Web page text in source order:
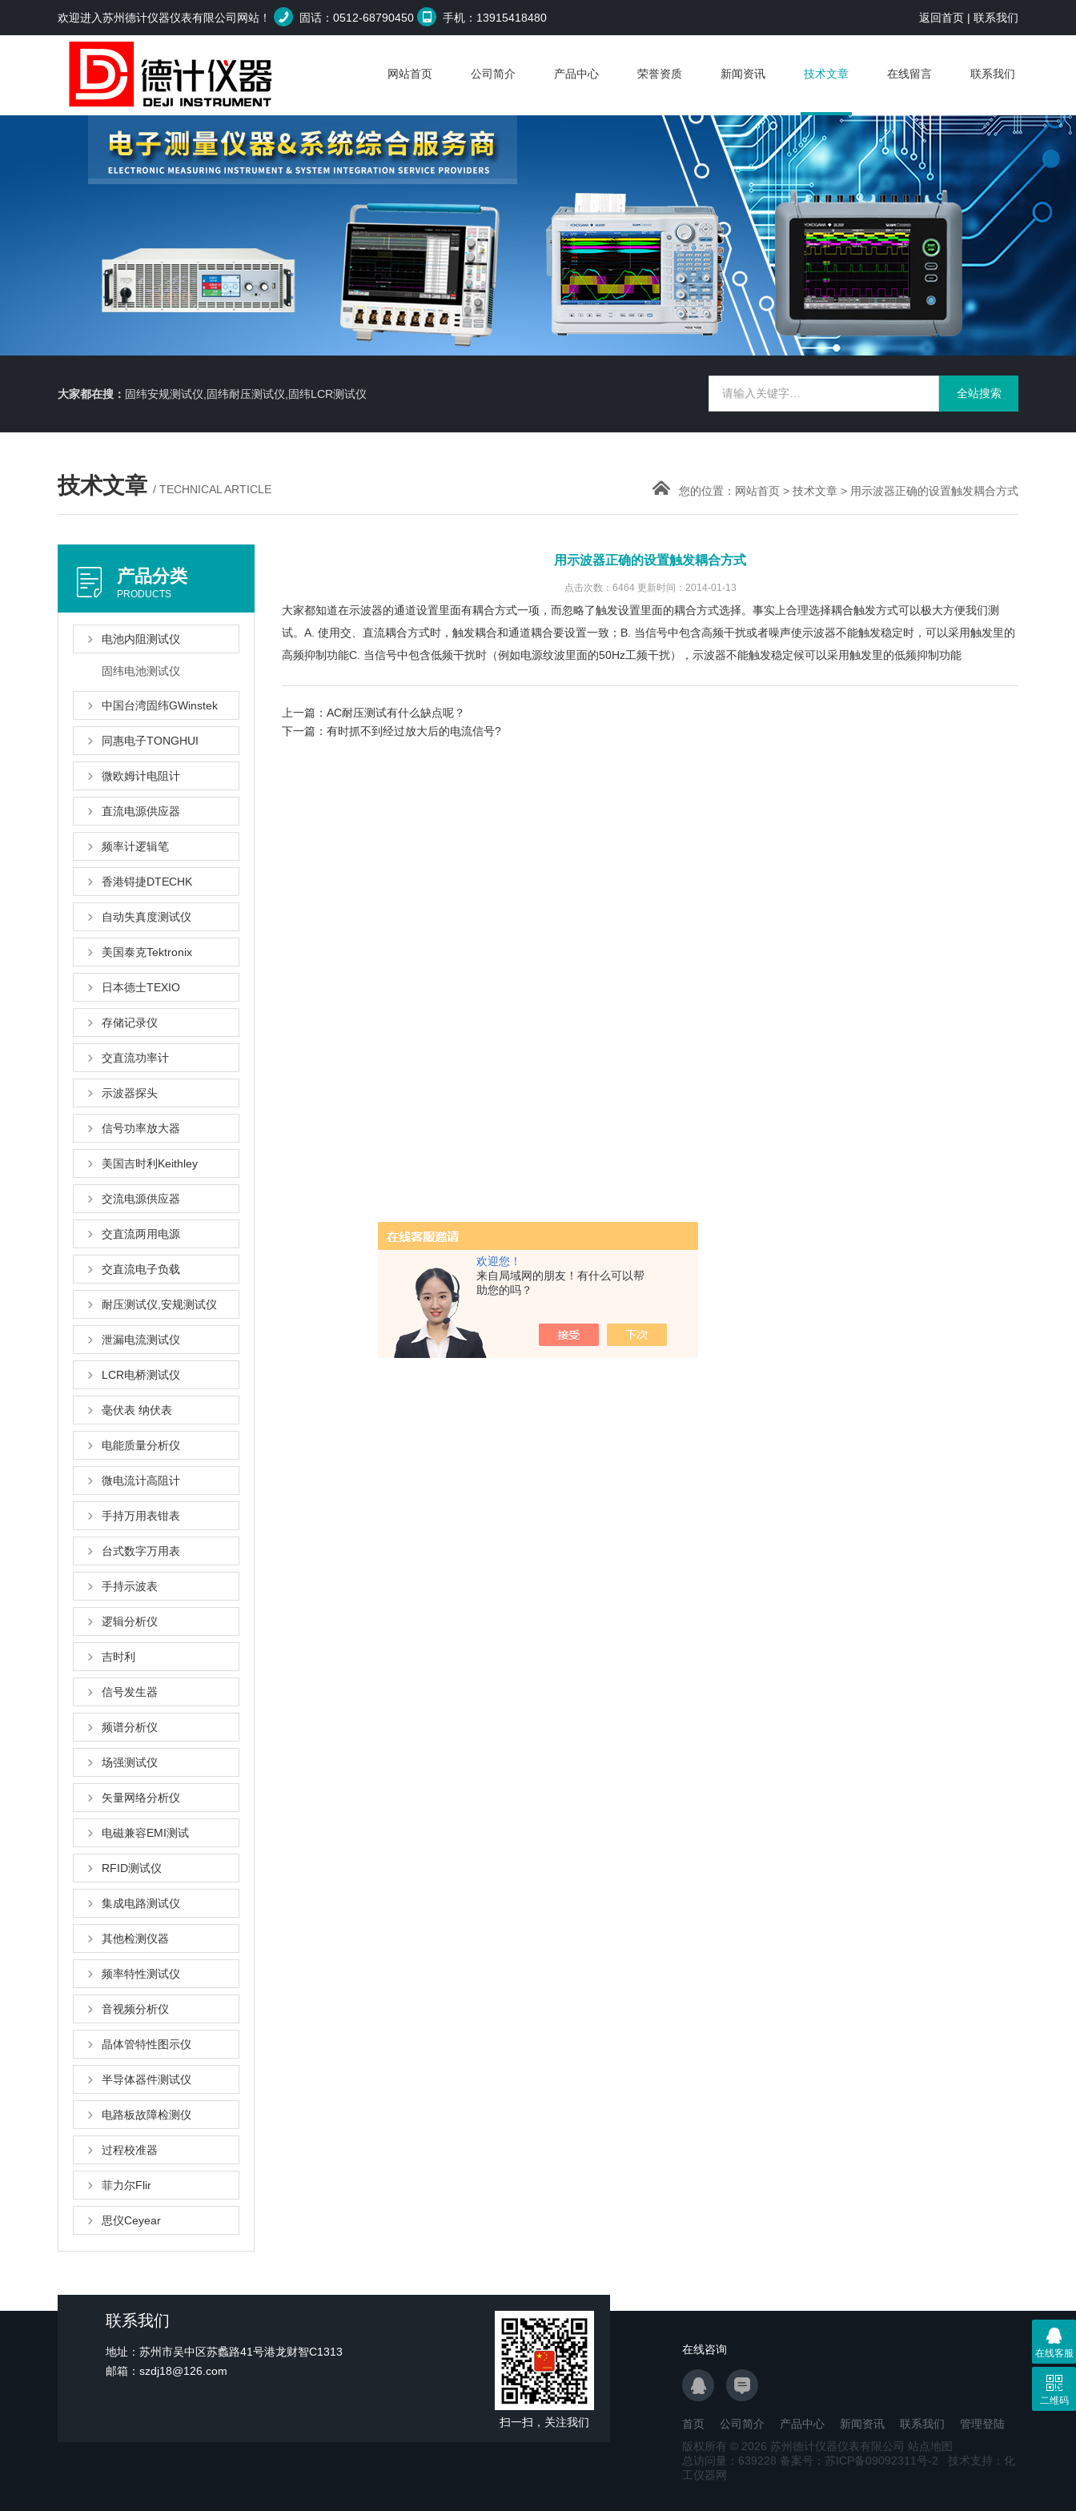
欢迎您！
来自局域网的朋友！有什么可以帮
助您的吗？
欢迎进入苏州德计仪器仪表有限公司网站！ 固话：0512-68790450 手机：13915418480 返回首页 | 联系我们
网站首页 公司简介 产品中心 荣誉资质 新闻资讯 技术文章 在线留言 联系我们
大家都在搜： 固纬安规测试仪,固纬耐压测试仪,固纬LCR测试仪
技术文章 / TECHNICAL ARTICLE 您的位置： 网站首页 > 技术文章 > 用示波器正确的设置触发耦合方式
产品分类
PRODUCTS
电池内阻测试仪
固纬电池测试仪
中国台湾固纬GWinstek
同惠电子TONGHUI
微欧姆计电阻计
直流电源供应器
频率计逻辑笔
香港锝捷DTECHK
自动失真度测试仪
美国泰克Tektronix
日本德士TEXIO
存储记录仪
交直流功率计
示波器探头
信号功率放大器
美国吉时利Keithley
交流电源供应器
交直流两用电源
交直流电子负载
耐压测试仪,安规测试仪
泄漏电流测试仪
LCR电桥测试仪
毫伏表 纳伏表
电能质量分析仪
微电流计高阻计
手持万用表钳表
台式数字万用表
手持示波表
逻辑分析仪
吉时利
信号发生器
频谱分析仪
场强测试仪
矢量网络分析仪
电磁兼容EMI测试
RFID测试仪
集成电路测试仪
其他检测仪器
频率特性测试仪
音视频分析仪
晶体管特性图示仪
半导体器件测试仪
电路板故障检测仪
过程校准器
菲力尔Flir
思仪Ceyear
用示波器正确的设置触发耦合方式
点击次数：6464 更新时间：2014-01-13
大家都知道在示波器的通道设置里面有耦合方式一项，而忽略了触发设置里面的耦合方式选择。事实上合理选择耦合触发方式可以极大方便我们测
试。A. 使用交、直流耦合方式时，触发耦合和通道耦合要设置一致；B. 当信号中包含高频干扰或者噪声使示波器不能触发稳定时，可以采用触发里的
高频抑制功能C. 当信号中包含低频干扰时（例如电源纹波里面的50Hz工频干扰），示波器不能触发稳定候可以采用触发里的低频抑制功能
上一篇： AC耐压测试有什么缺点呢？
下一篇： 有时抓不到经过放大后的电流信号?
联系我们
地址：苏州市吴中区苏蠡路41号港龙财智C1313
邮箱：szdj18@126.com
扫一扫，关注我们
在线咨询
首页 公司简介 产品中心 新闻资讯 联系我们
管理登陆
版权所有 © 2026 苏州德计仪器仪表有限公司 站点地图
总访问量： 639228 备案号：苏ICP备09092311号-2 技术支持： 化
工仪器网
在线客服
二维码